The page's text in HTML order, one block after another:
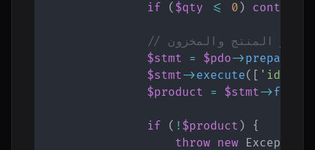
if ( $qty <= 0 ) continue
سعر المنتج والمخزون
$stmt = $pdo->prepare
$stmt->execute( 'id'
$product = $stmt->fetch
if ( ! $product )
{
throw new Exception